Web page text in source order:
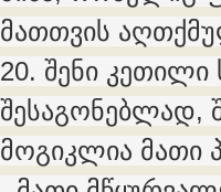
მათთვის
20. შენი კეთილი
შესაგონებლად,
მოგიკლია მათი